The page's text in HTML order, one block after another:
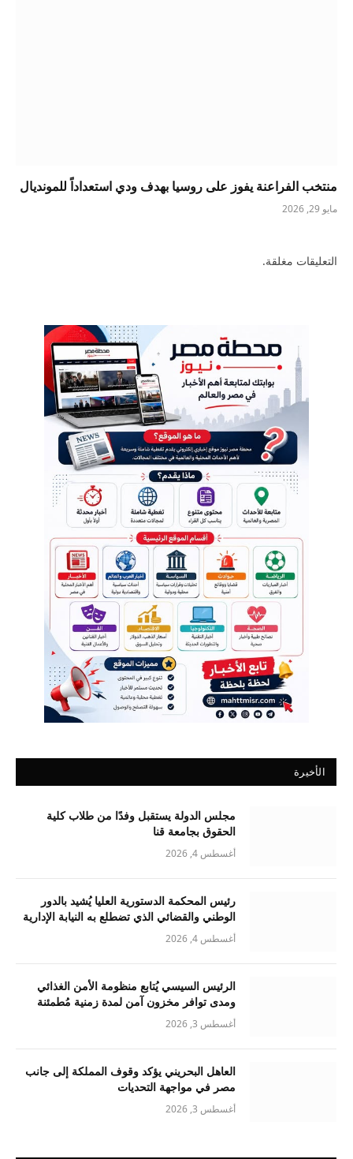
منتخب الفراعنة يفوز على روسيا بهدف ودي استعداداً للمونديال
مايو 29, 2026
التعليقات مغلقة.
الأخيرة
مجلس الدولة يستقبل وفدًا من طلاب كلية
الحقوق بجامعة قنا
أغسطس 4, 2026
رئيس المحكمة الدستورية العليا يُشيد بالدور
الوطني والقضائي الذي تضطلع به النيابة الإدارية
أغسطس 4, 2026
الرئيس السيسي يُتابع منظومة الأمن الغذائي
ومدى توافر مخزون آمن لمدة زمنية مُطمئنة
أغسطس 3, 2026
العاهل البحريني يؤكد وقوف المملكة إلى جانب
مصر في مواجهة التحديات
أغسطس 3, 2026